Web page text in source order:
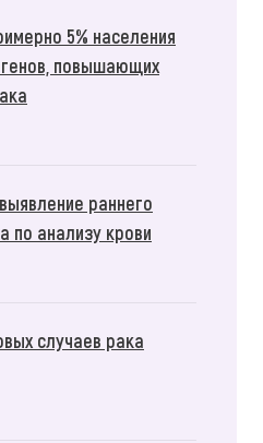
5% населения
генов, повышающих
раннего
по анализу крови
случаев рака